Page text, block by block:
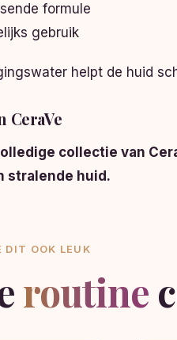
formule
gebruik
helpt de huid
CeraVe
collectie van
stralende huid.
DIT OOK LEUK
routine